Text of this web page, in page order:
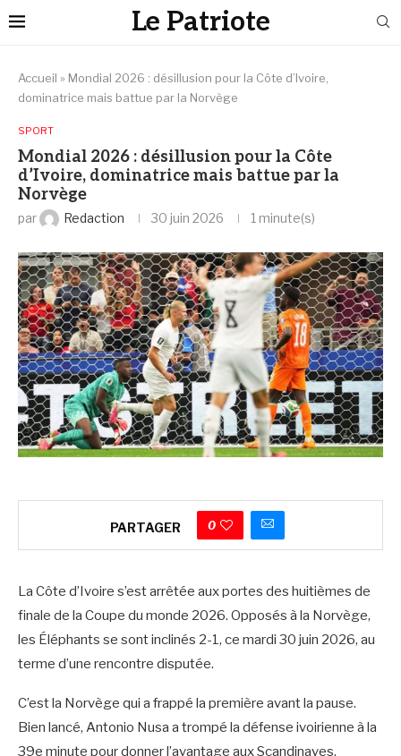
Le Patriote
Accueil » Mondial 2026 : désillusion pour la Côte d’Ivoire,
dominatrice mais battue par la Norvège
SPORT
Mondial 2026 : désillusion pour la Côte
d’Ivoire, dominatrice mais battue par la
Norvège
par Redaction 30 juin 2026 1 minute(s)
PARTAGER 0
La Côte d’Ivoire s’est arrêtée aux portes des huitièmes de
finale de la Coupe du monde 2026. Opposés à la Norvège,
les Éléphants se sont inclinés 2-1, ce mardi 30 juin 2026, au
terme d’une rencontre disputée.
C’est la Norvège qui a frappé la première avant la pause.
Bien lancé, Antonio Nusa a trompé la défense ivoirienne à la
39e minute pour donner l’avantage aux Scandinaves.